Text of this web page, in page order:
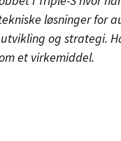
løsninger for
og strategi.
et virkemiddel.